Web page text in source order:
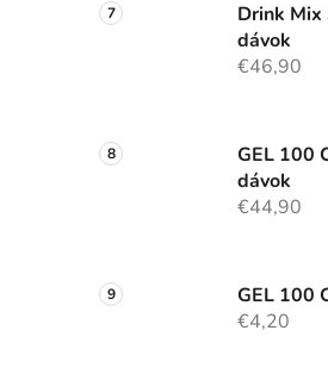
Drink
dávok
€46,90
GEL 100
dávok
€44,90
GEL 100
€4,20